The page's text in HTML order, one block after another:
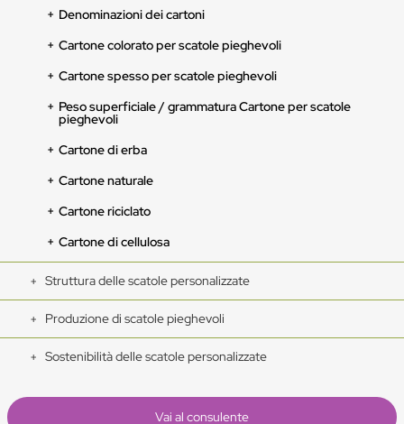
Denominazioni dei cartoni
Cartone colorato per scatole pieghevoli
Cartone spesso per scatole pieghevoli
Peso superficiale / grammatura Cartone per scatole
pieghevoli
Cartone di erba
Cartone naturale
Cartone riciclato
Cartone di cellulosa
Struttura delle scatole personalizzate
Produzione di scatole pieghevoli
Sostenibilità delle scatole personalizzate
Vai al consulente